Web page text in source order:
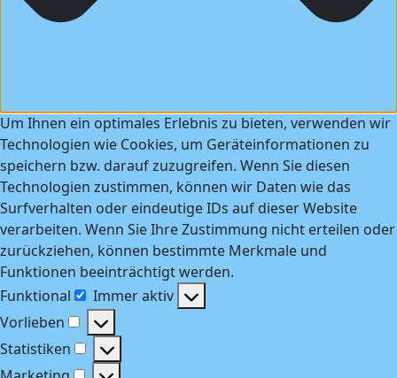
Um Ihnen ein optimales Erlebnis zu bieten, verwenden wir
Technologien wie Cookies, um Geräteinformationen zu
speichern bzw. darauf zuzugreifen. Wenn Sie diesen
Technologien zustimmen, können wir Daten wie das
Surfverhalten oder eindeutige IDs auf dieser Website
verarbeiten. Wenn Sie Ihre Zustimmung nicht erteilen oder
zurückziehen, können bestimmte Merkmale und
Funktionen beeinträchtigt werden.
Funktional
Funktional
Immer aktiv
Vorlieben
Vorlieben
Statistiken
Statistiken